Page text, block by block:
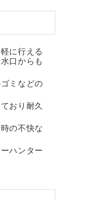
に行える
口からも
ミなどの
おり耐久
の不快な
ハンター